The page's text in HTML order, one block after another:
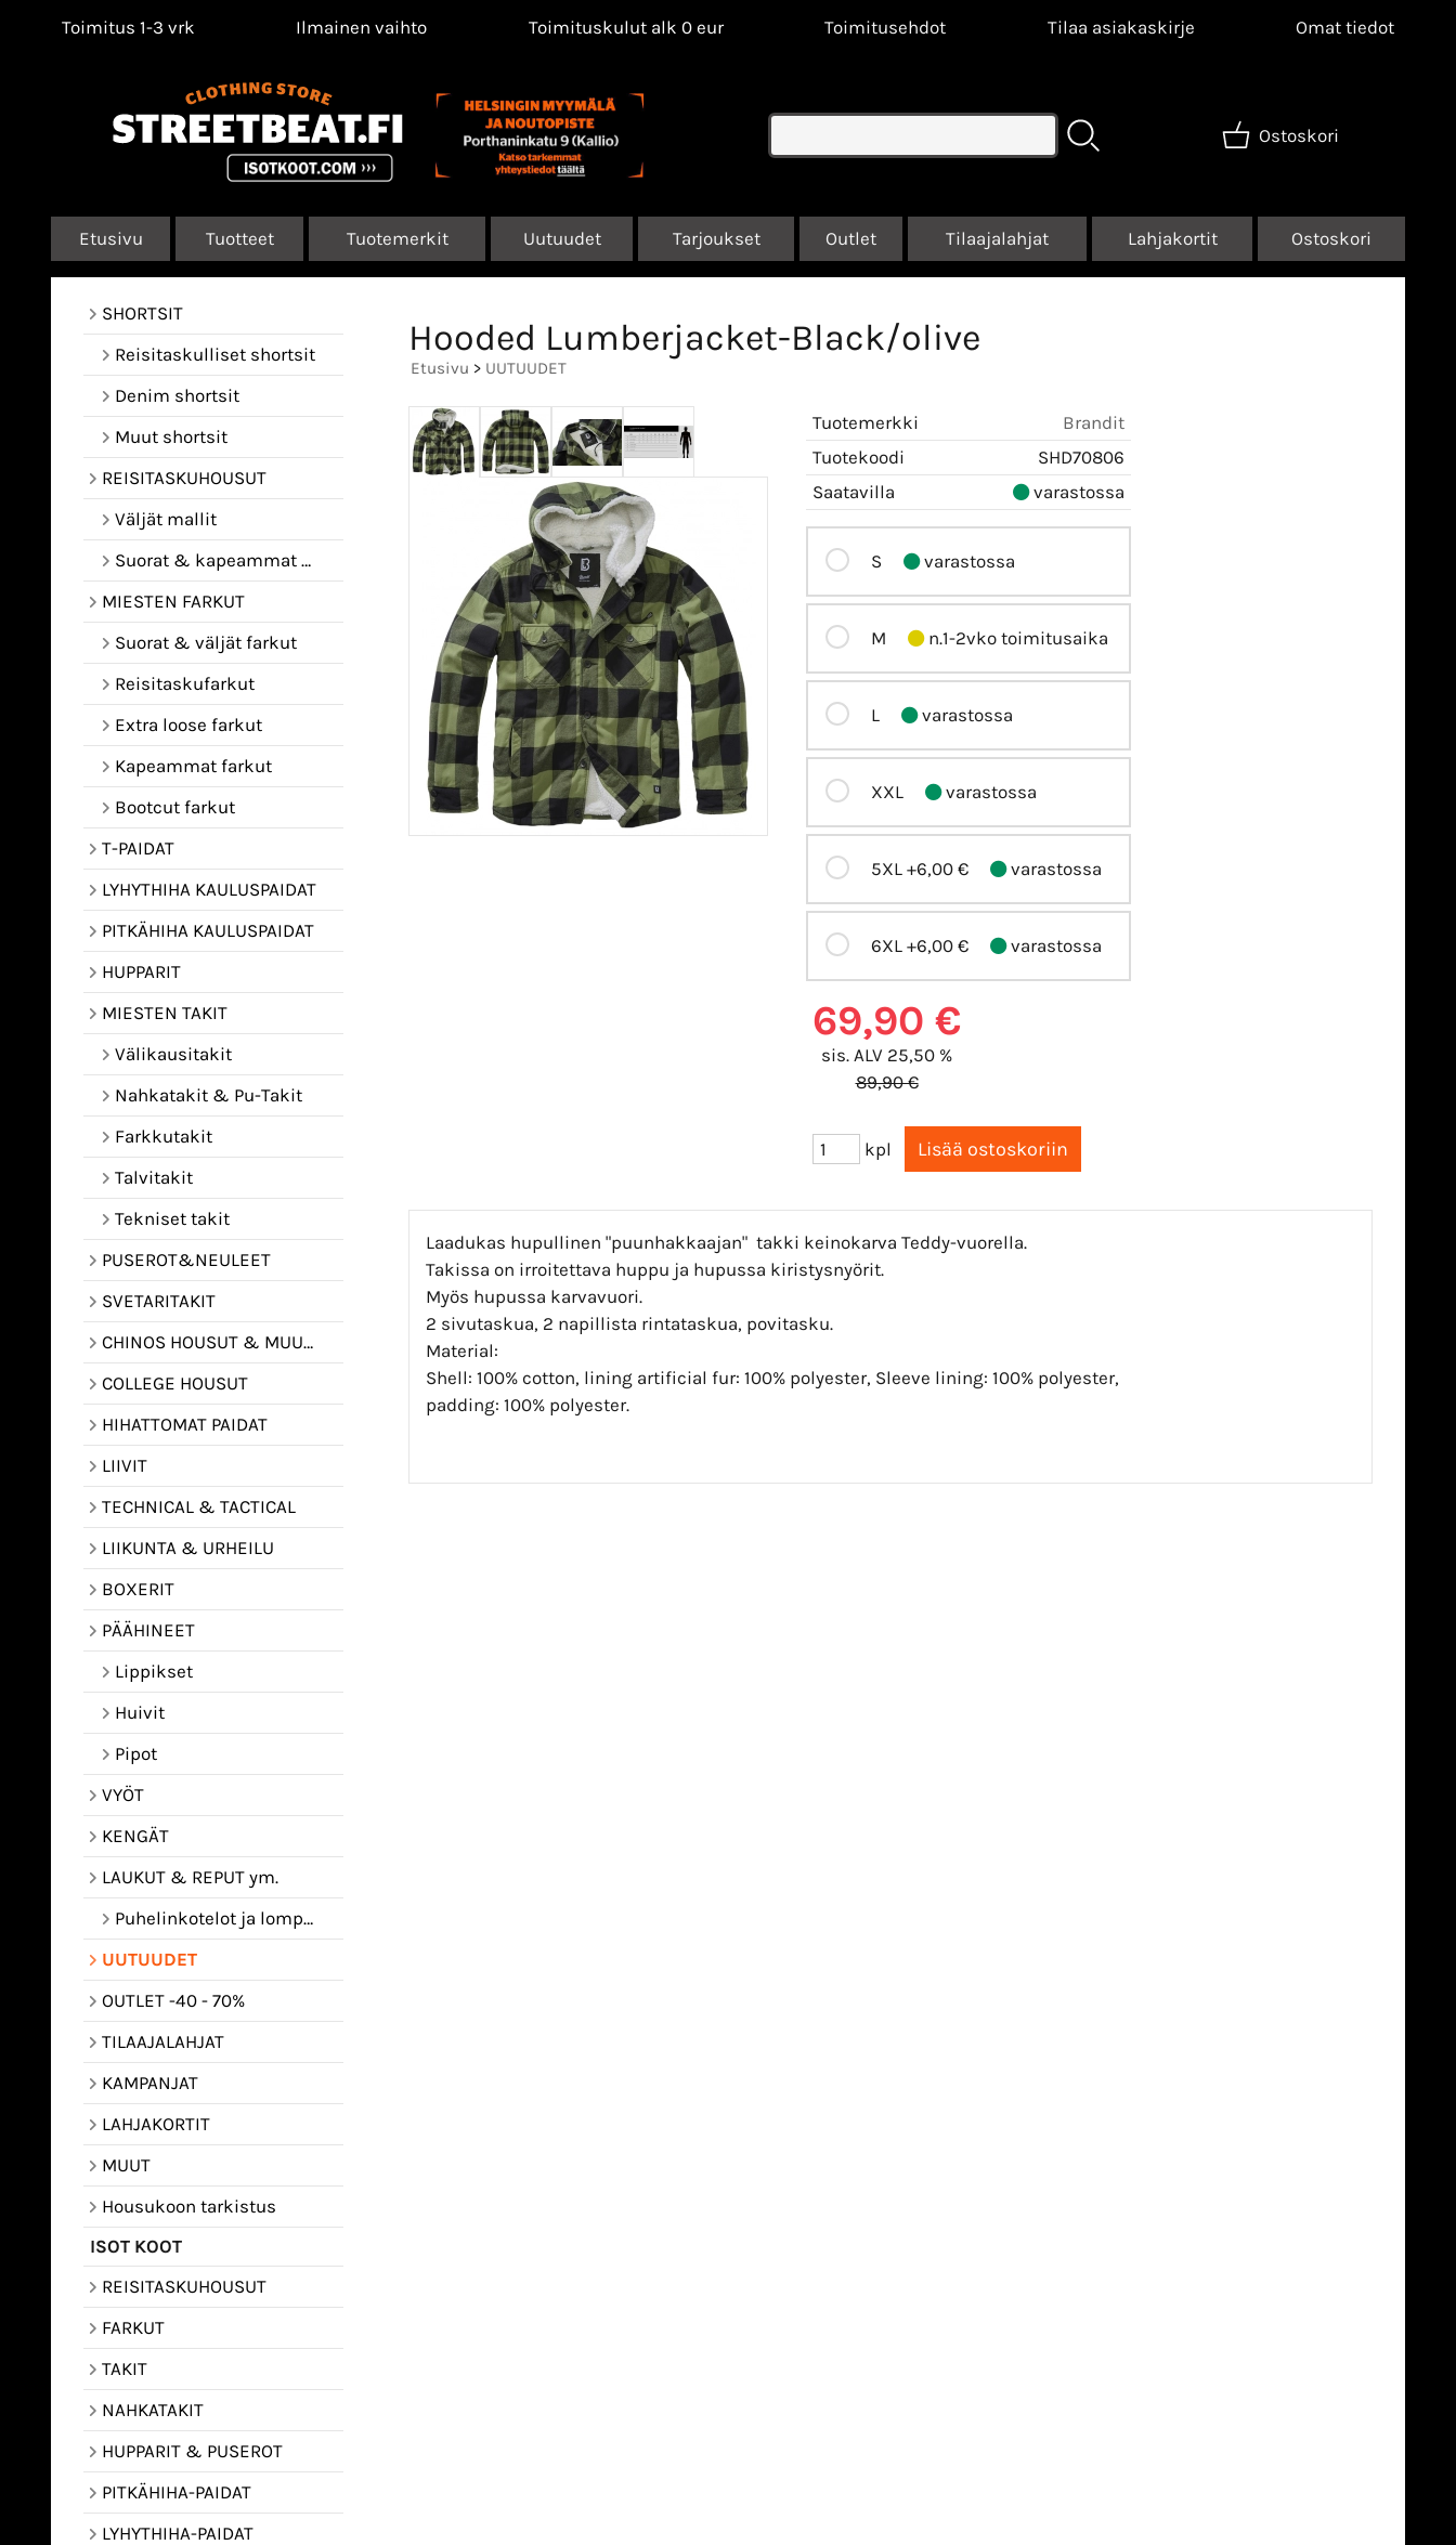
Toimitus 1-3 vrk Ilmainen vaihto Toimituskulut alk 0 eur Toimitusehdot Tilaa asiakaskirje Omat tiedot
Ostoskori
Etusivu Tuotteet Tuotemerkit Uutuudet Tarjoukset Outlet Tilaajalahjat Lahjakortit Ostoskori
SHORTSIT
Reisitaskulliset shortsit
Denim shortsit
Muut shortsit
REISITASKUHOUSUT
Väljät mallit
Suorat & kapeammat mallit
MIESTEN FARKUT
Suorat & väljät farkut
Reisitaskufarkut
Extra loose farkut
Kapeammat farkut
Bootcut farkut
T-PAIDAT
LYHYTHIHA KAULUSPAIDAT
PITKÄHIHA KAULUSPAIDAT
HUPPARIT
MIESTEN TAKIT
Välikausitakit
Nahkatakit & Pu-Takit
Farkkutakit
Talvitakit
Tekniset takit
PUSEROT&NEULEET
SVETARITAKIT
CHINOS HOUSUT & MUUT HOUSUT
COLLEGE HOUSUT
HIHATTOMAT PAIDAT
LIIVIT
TECHNICAL & TACTICAL
LIIKUNTA & URHEILU
BOXERIT
PÄÄHINEET
Lippikset
Huivit
Pipot
VYÖT
KENGÄT
LAUKUT & REPUT ym.
Puhelinkotelot ja lompakot
UUTUUDET
OUTLET -40 - 70%
TILAAJALAHJAT
KAMPANJAT
LAHJAKORTIT
MUUT
Housukoon tarkistus
ISOT KOOT
REISITASKUHOUSUT
FARKUT
TAKIT
NAHKATAKIT
HUPPARIT & PUSEROT
PITKÄHIHA-PAIDAT
LYHYTHIHA-PAIDAT
Hooded Lumberjacket-Black/olive
Etusivu > UUTUUDET
Tuotemerkki
Brandit
Tuotekoodi
SHD70806
Saatavilla
varastossa
S varastossa
M n.1-2vko toimitusaika
L varastossa
XXL varastossa
5XL +6,00 € varastossa
6XL +6,00 € varastossa
69,90 €
sis. ALV 25,50 %
89,90 €
kpl
Laadukas hupullinen "puunhakkaajan" takki keinokarva Teddy-vuorella.
Takissa on irroitettava huppu ja hupussa kiristysnyörit.
Myös hupussa karvavuori.
2 sivutaskua, 2 napillista rintataskua, povitasku.
Material:
Shell: 100% cotton, lining artificial fur: 100% polyester, Sleeve lining: 100% polyester,
padding: 100% polyester.